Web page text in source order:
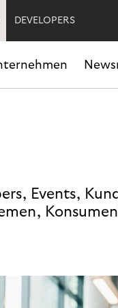
DEVELOPERS
Events,